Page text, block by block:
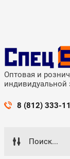
Оптовая и
8 (812) 333-